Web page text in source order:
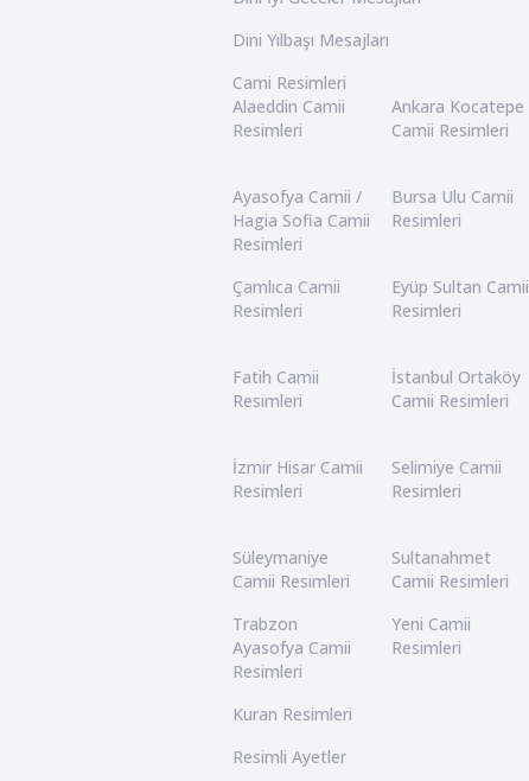
Dini Yılbaşı Mesajları
Cami Resimleri
Alaeddin Camii
Resimleri
Ankara Kocatepe
Camii Resimleri
Ayasofya Camii /
Hagia Sofia Camii
Resimleri
Bursa Ulu Camii
Resimleri
Çamlıca Camii
Resimleri
Eyüp Sultan Camii
Resimleri
Fatih Camii
Resimleri
İstanbul Ortaköy
Camii Resimleri
İzmir Hisar Camii
Resimleri
Selimiye Camii
Resimleri
Süleymaniye
Camii Resimleri
Sultanahmet
Camii Resimleri
Trabzon
Ayasofya Camii
Resimleri
Yeni Camii
Resimleri
Kuran Resimleri
Resimli Ayetler